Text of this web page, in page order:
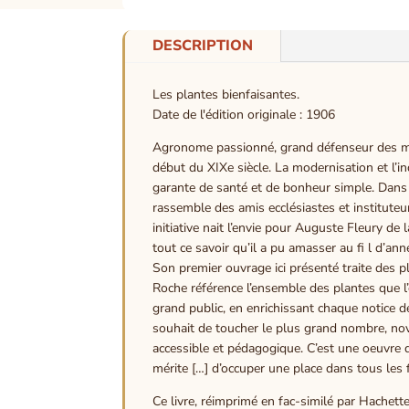
DESCRIPTION
Les plantes bienfaisantes.
Date de l'édition originale : 1906
Agronome passionné, grand défenseur des
début du XIXe siècle. La modernisation et
garante de santé et de bonheur simple.
rassemble des amis ecclésiastes et
initiative nait l’envie pour Auguste Fleury de
tout ce savoir qu’il a pu amasser au fi l
Son premier ouvrage ici présenté traite des
Roche référence l’ensemble des plantes
grand public, en enrichissant chaque notice
souhait de toucher le plus grand nombre,
accessible et pédagogique. C’est une
mérite […] d’occuper une place dans tous les
Ce livre, réimprimé en fac-similé par